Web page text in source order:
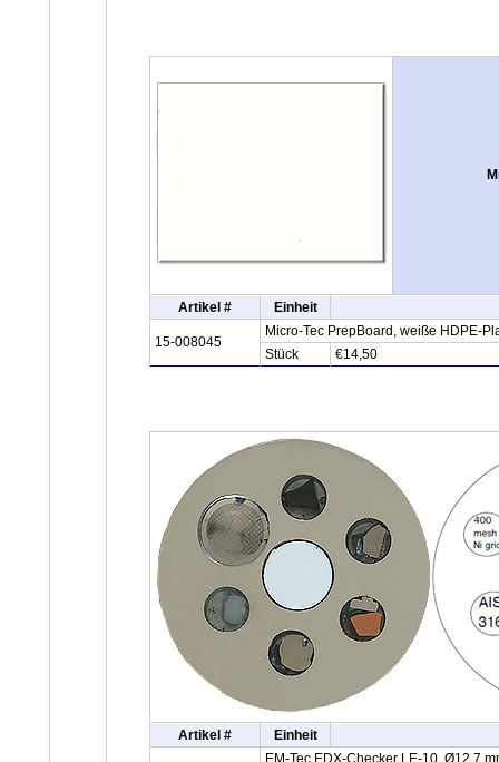
Artikel # Einheit
15-008045
Micro-Tec PrepBoard, weiße HDPE-
Stück
€14,50
Artikel #
Einheit
EM-Tec EDX-Checker LE-10, Ø12.7